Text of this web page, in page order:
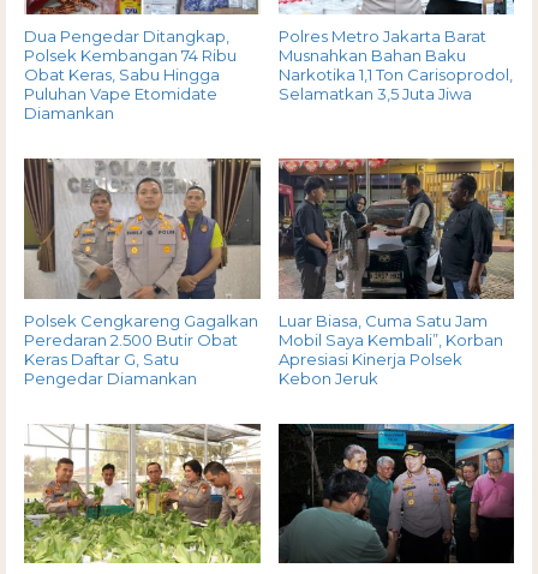
Dua Pengedar Ditangkap,
Polsek Kembangan 74 Ribu
Obat Keras, Sabu Hingga
Puluhan Vape Etomidate
Diamankan
Polres Metro Jakarta Barat
Musnahkan Bahan Baku
Narkotika 1,1 Ton Carisoprodol,
Selamatkan 3,5 Juta Jiwa
Polsek Cengkareng Gagalkan
Peredaran 2.500 Butir Obat
Keras Daftar G, Satu
Pengedar Diamankan
Luar Biasa, Cuma Satu Jam
Mobil Saya Kembali”, Korban
Apresiasi Kinerja Polsek
Kebon Jeruk